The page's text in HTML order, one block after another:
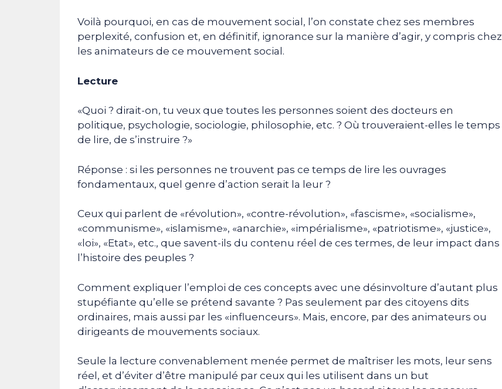
Voilà pourquoi, en cas de mouvement social, l’on constate chez ses membres
perplexité, confusion et, en définitif, ignorance sur la manière d’agir, y compris chez
les animateurs de ce mouvement social.
Lecture
«Quoi ? dirait-on, tu veux que toutes les personnes soient des docteurs en
politique, psychologie, sociologie, philosophie, etc. ? Où trouveraient-elles le temps
de lire, de s’instruire ?»
Réponse : si les personnes ne trouvent pas ce temps de lire les ouvrages
fondamentaux, quel genre d’action serait la leur ?
Ceux qui parlent de «révolution», «contre-révolution», «fascisme», «socialisme»,
«communisme», «islamisme», «anarchie», «impérialisme», «patriotisme», «justice»,
«loi», «Etat», etc., que savent-ils du contenu réel de ces termes, de leur impact dans
l’histoire des peuples ?
Comment expliquer l’emploi de ces concepts avec une désinvolture d’autant plus
stupéfiante qu’elle se prétend savante ? Pas seulement par des citoyens dits
ordinaires, mais aussi par les «influenceurs». Mais, encore, par des animateurs ou
dirigeants de mouvements sociaux.
Seule la lecture convenablement menée permet de maîtriser les mots, leur sens
réel, et d’éviter d’être manipulé par ceux qui les utilisent dans un but